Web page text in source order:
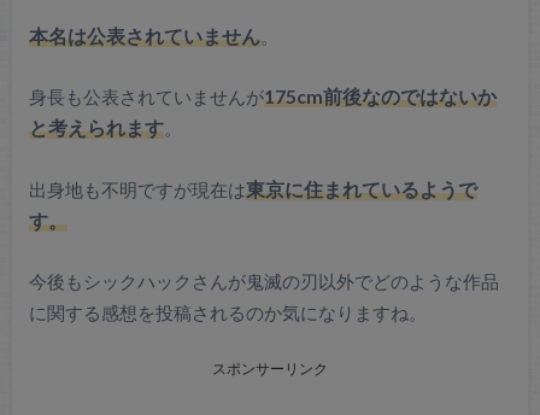
本名は公表されていません。
身長も公表されていませんが175cm前後なのではないか
と考えられます。
出身地も不明ですが現在は東京に住まれているようで
す。
今後もシックハックさんが鬼滅の刃以外でどのような作品
に関する感想を投稿されるのか気になりますね。
スポンサーリンク